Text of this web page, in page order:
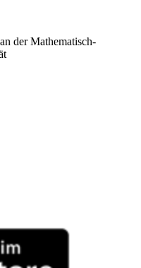
der Mathematisch-